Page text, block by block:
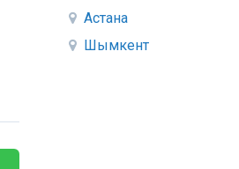
Астана
Шымкент